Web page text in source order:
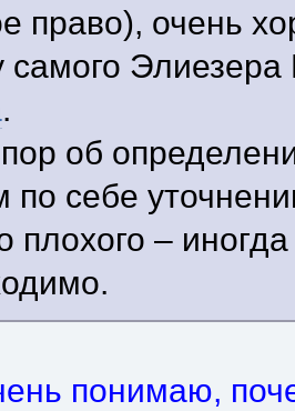
право), очень
самого
.
об
по себе
плохого –
понимаю,